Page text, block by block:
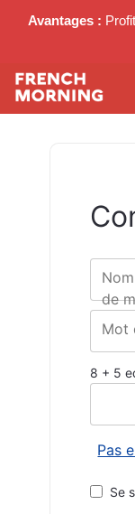
Avantages :
de
Mot
8 + 5
Pas
Se